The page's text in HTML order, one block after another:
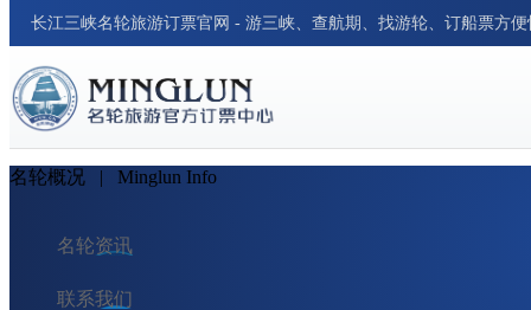
长江三峡名轮旅游订票官网 - 游三峡、查航期、找游轮、订船票方
名轮概况 | Minglun Info
名轮资讯
联系我们